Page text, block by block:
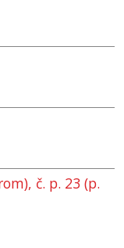
č. p. 23 (p.